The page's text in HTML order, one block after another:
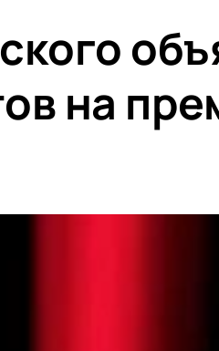
на